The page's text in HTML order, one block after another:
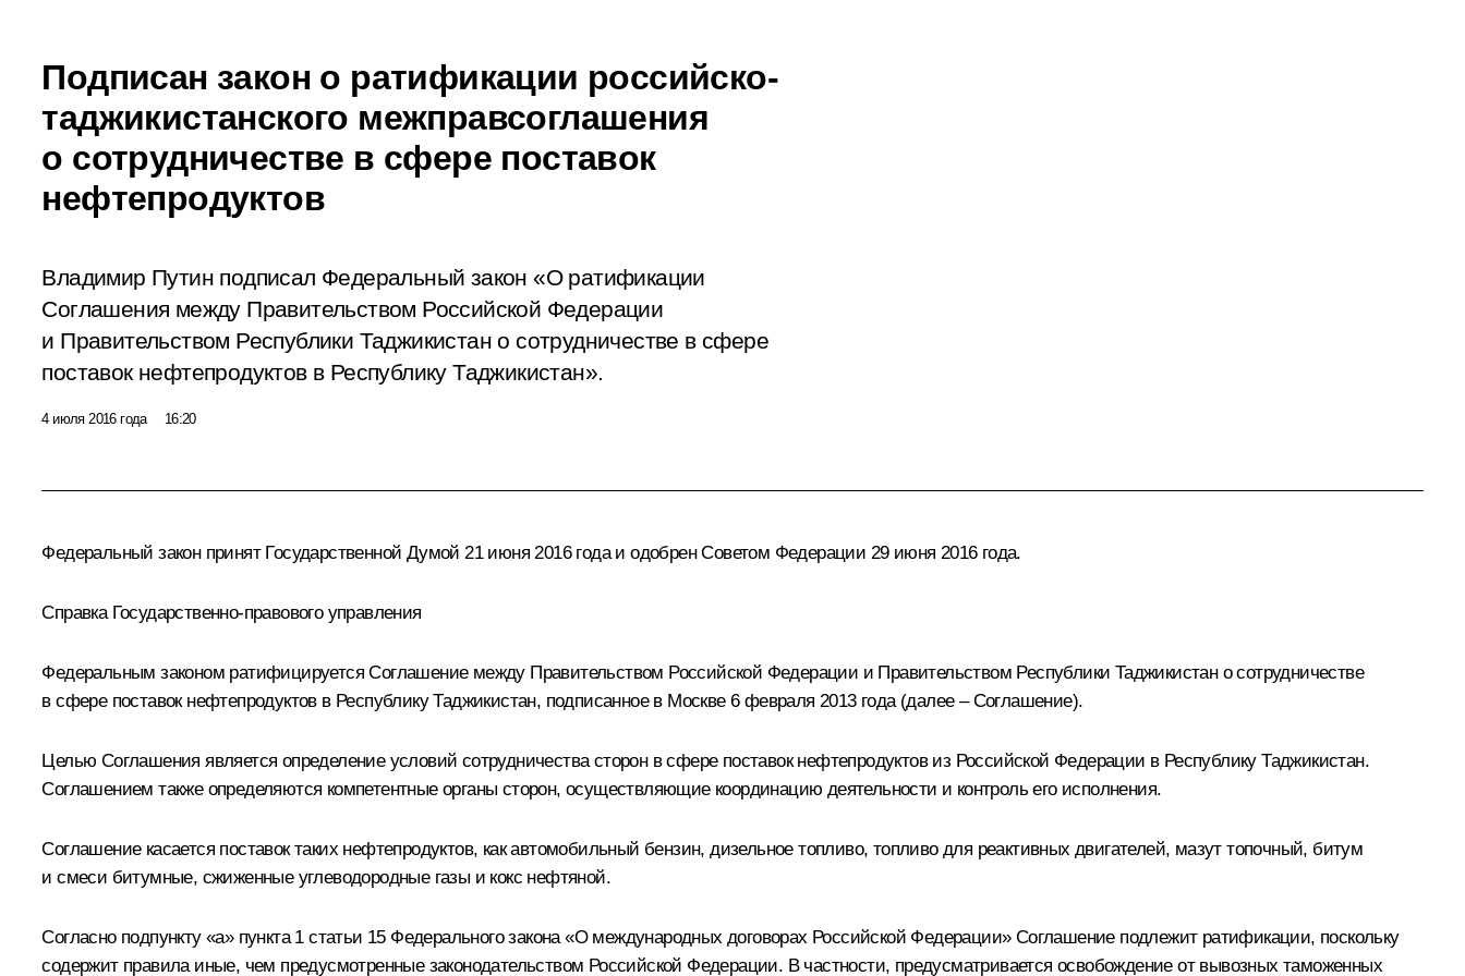
Подписан закон о ратификации российско-
таджикистанского межправсоглашения
о сотрудничестве в сфере поставок
нефтепродуктов
Владимир Путин подписал Федеральный закон «О ратификации
Соглашения между Правительством Российской Федерации
и Правительством Республики Таджикистан о сотрудничестве в сфере
поставок нефтепродуктов в Республику Таджикистан».
4 июля 2016 года 16:20
Федеральный закон принят Государственной Думой 21 июня 2016 года и одобрен Советом Федерации 29 июня 2016 года.
Справка Государственно-правового управления
Федеральным законом ратифицируется Соглашение между Правительством Российской Федерации и Правительством Республики Таджикистан о сотрудничестве
в сфере поставок нефтепродуктов в Республику Таджикистан, подписанное в Москве 6 февраля 2013 года (далее – Соглашение).
Целью Соглашения является определение условий сотрудничества сторон в сфере поставок нефтепродуктов из Российской Федерации в Республику Таджикистан.
Соглашением также определяются компетентные органы сторон, осуществляющие координацию деятельности и контроль его исполнения.
Соглашение касается поставок таких нефтепродуктов, как автомобильный бензин, дизельное топливо, топливо для реактивных двигателей, мазут топочный, битум
и смеси битумные, сжиженные углеводородные газы и кокс нефтяной.
Согласно подпункту «а» пункта 1 статьи 15 Федерального закона «О международных договорах Российской Федерации» Соглашение подлежит ратификации, поскольку
содержит правила иные, чем предусмотренные законодательством Российской Федерации. В частности, предусматривается освобождение от вывозных таможенных